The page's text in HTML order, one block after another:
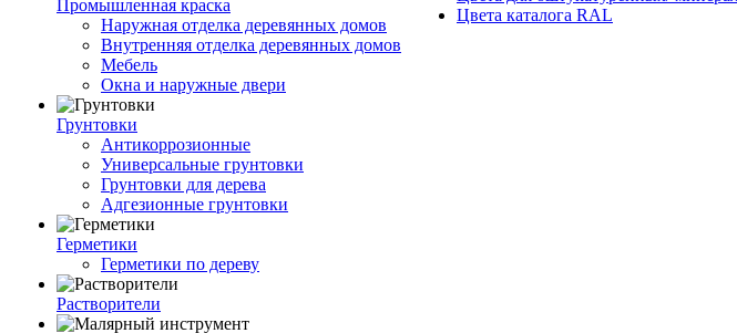
Промышленная краска
Наружная отделка деревянных домов
Внутренняя отделка деревянных домов
Мебель
Окна и наружные двери
Грунтовки
Антикоррозионные
Универсальные грунтовки
Грунтовки для дерева
Адгезионные грунтовки
Герметики
Герметики по дереву
Растворители
Цвета каталога RAL